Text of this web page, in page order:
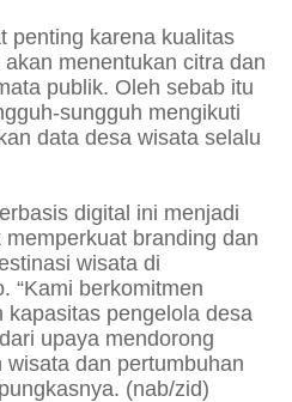
penting karena kualitas
menentukan citra dan
publik. Oleh sebab itu
sungguh mengikuti
data desa wisata selalu
digital ini menjadi
branding dan
wisata di
“Kami berkomitmen
kapasitas pengelola desa
upaya mendorong
dan pertumbuhan
(nab/zid)